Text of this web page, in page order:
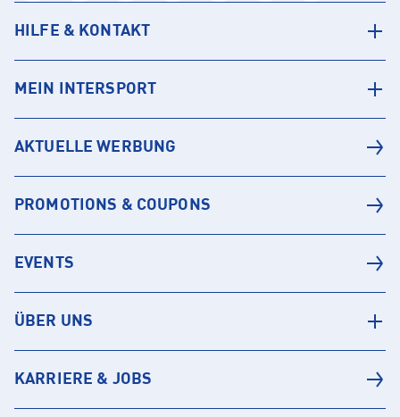
HILFE & KONTAKT
MEIN INTERSPORT
AKTUELLE WERBUNG
PROMOTIONS & COUPONS
EVENTS
ÜBER UNS
KARRIERE & JOBS